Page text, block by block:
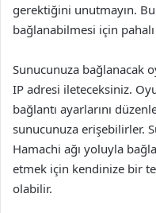
gerektiğini unutmayın.
bağlanabilmesi için
Sunucunuza bağlanacak
IP adresi ileteceksiniz.
bağlantı ayarlarını
sunucunuza erişebilirler.
Hamachi ağı yoluyla
etmek için kendinize bir
olabilir.